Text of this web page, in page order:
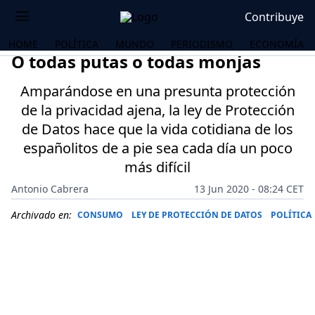
Contribuye
HOME POLÍTICA MUNDO PERIODISMO ECONOMÍA
O todas putas o todas monjas
Amparándose en una presunta protección
de la privacidad ajena, la ley de Protección
de Datos hace que la vida cotidiana de los
españolitos de a pie sea cada día un poco
más difícil
Antonio Cabrera
13 Jun 2020 - 08:24 CET
Archivado en: CONSUMO LEY DE PROTECCIÓN DE DATOS POLÍTICA